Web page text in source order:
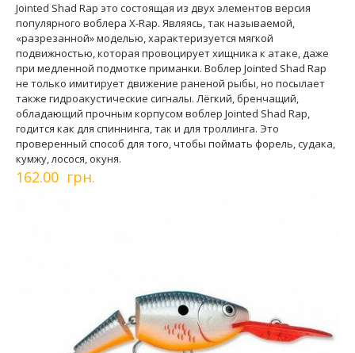
Jointed Shad Rap это состоящая из двух элементов версия
популярного воблера X-Rap. Являясь, так называемой,
«разрезанной» моделью, характеризуется мягкой
подвижностью, которая провоцирует хищника к атаке, даже
при медленной подмотке приманки. Воблер Jointed Shad Rap
не только имитирует движение раненой рыбы, но посылает
также гидроакустические сигналы. Лёгкий, бренчащий,
обладающий прочным корпусом воблер Jointed Shad Rap,
годится как для спиннинга, так и для троллинга. Это
проверенный способ для того, чтобы поймать форель, судака,
кумжу, лосося, окуня.
162.00 грн.